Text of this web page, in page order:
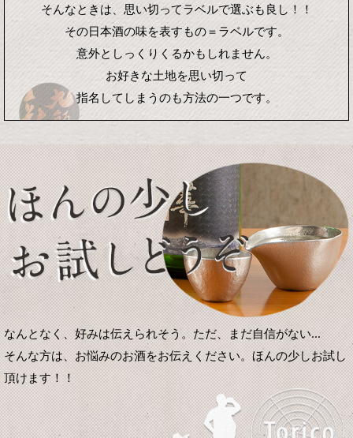
そんなときは、思い切ってラベルで選ぶも良し！！
その日本酒の味を表すもの＝ラベルです。
意外としっくりくるかもしれません。
お好きな土地を思い切って
指名してしまうのも方法の一つです。
なんとなく、好みは伝えられそう。ただ、まだ自信がない...
そんな方は、お悩みのお酒をお伝えください。ほんの少しお試し
頂けます！！